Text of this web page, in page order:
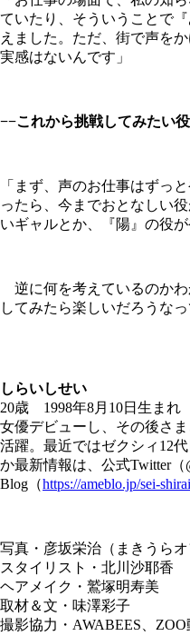
ていたり、そういうことで
えました。ただ、街で声を
実感はないんです」
−−これから挑戦してみたい
「まず、声のお仕事はずっ
ったら、今までおとなしい
いギャルとか、『陽』の役が
逆に何を考えているのか
してみたら楽しいだろうなっ
しらいしせい
20歳 1998年8月10日生ま
女優デビューし、その後さ
活躍。最近ではゼクシィ12
か最新情報は、公式Twitter（
Blog（https://ameblo.jp/sei-
写真・彦坂栄治（まきうらオ
スタイリスト・北川沙耶香
ヘアメイク・鷲塚明寿美
取材＆文・味澤彩子
撮影協力・AWABEES、ZOO